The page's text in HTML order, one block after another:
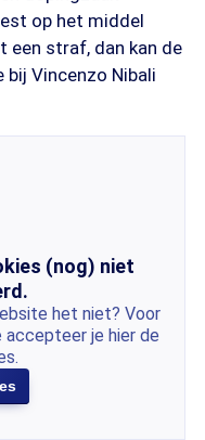
op het middel
een straf, dan kan de
bij Vincenzo Nibali
(nog) niet
het niet? Voor
je hier de